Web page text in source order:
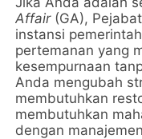
Affair(GA),
instansi
pertemanan yang
kesempurnaan
Anda mengubah
membutuhkan
membutuhkan
dengan